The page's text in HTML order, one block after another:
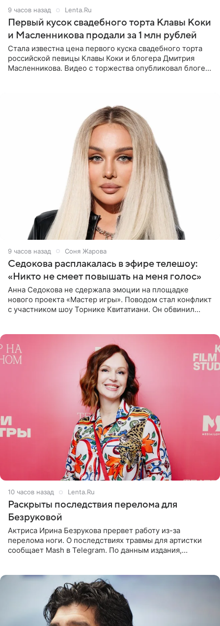
9 часов назад Lenta.Ru
Первый кусок свадебного торта Клавы Коки
и Масленникова продали за 1 млн рублей
Стала известна цена первого куска свадебного торта
российской певицы Клавы Коки и блогера Дмитрия
Масленникова. Видео с торжества опубликовал блогер
9 часов назад Соня Жарова
Седокова расплакалась в эфире телешоу:
«Никто не смеет повышать на меня голос»
Анна Седокова не сдержала эмоции на площадке
нового проекта «Мастер игры». Поводом стал конфликт
с участником шоу Торнике Квитатиани. Он обвинил
10 часов назад Lenta.Ru
Раскрыты последствия перелома для
Безруковой
Актриса Ирина Безрукова прервет работу из-за
перелома ноги. О последствиях травмы для артистки
сообщает Mash в Telegram. По данным издания,